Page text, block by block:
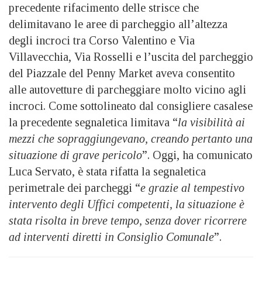
precedente rifacimento delle strisce che
delimitavano le aree di parcheggio all’altezza
degli incroci tra Corso Valentino e Via
Villavecchia, Via Rosselli e l’uscita del parcheggio
del Piazzale del Penny Market aveva consentito
alle autovetture di parcheggiare molto vicino agli
incroci. Come sottolineato dal consigliere casalese
la precedente segnaletica limitava “la visibilità ai
mezzi che sopraggiungevano, creando pertanto una
situazione di grave pericolo”. Oggi, ha comunicato
Luca Servato, è stata rifatta la segnaletica
perimetrale dei parcheggi “e grazie al tempestivo
intervento degli Uffici competenti, la situazione è
stata risolta in breve tempo, senza dover ricorrere
ad interventi diretti in Consiglio Comunale”.